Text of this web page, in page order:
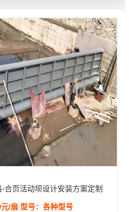
合页活动坝设计安装方案定制
元/扇 型号：各种型号